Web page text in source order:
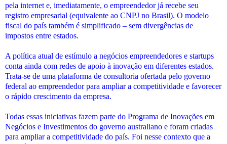
pela internet e, imediatamente, o empreendedor já recebe seu
registro empresarial (equivalente ao CNPJ no Brasil). O modelo
fiscal do país também é simplificado – sem divergências de
impostos entre estados.
A política atual de estímulo a negócios empreendedores e startups
conta ainda com redes de apoio à inovação em diferentes estados.
Trata-se de uma plataforma de consultoria ofertada pelo governo
federal ao empreendedor para ampliar a competitividade e favorecer
o rápido crescimento da empresa.
Todas essas iniciativas fazem parte do Programa de Inovações em
Negócios e Investimentos do governo australiano e foram criadas
para ampliar a competitividade do país. Foi nesse contexto que a